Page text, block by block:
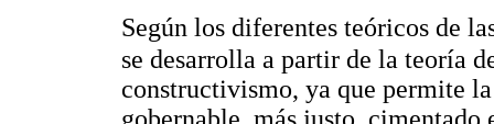
Según los diferentes teóricos de
se desarrolla a partir de la teoría
constructivismo, ya que permite